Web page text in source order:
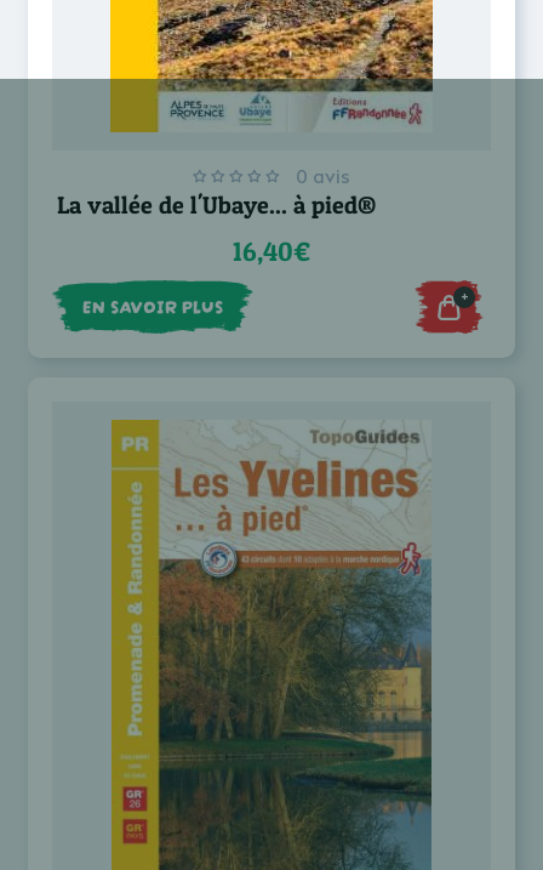
0 avis
La vallée de l'Ubaye... à pied®
16,40€
EN SAVOIR PLUS +